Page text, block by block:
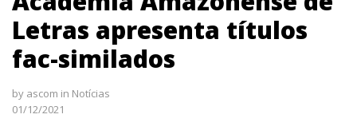
Letras apresenta títulos
fac-similados
by ascom in Notícias
01/12/2021